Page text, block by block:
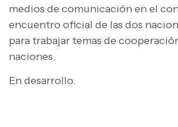
medios de comunicación en el
encuentro oficial de las dos
para trabajar temas de
naciones.
En desarrollo.